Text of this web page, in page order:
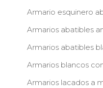
Armario esquinero
Armarios abatibles
Armarios abatibles
Armarios blancos
Armarios lacados a